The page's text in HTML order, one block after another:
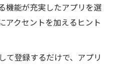
機能が充実したアプリを選
アクセントを加えるヒント
て登録するだけで、アプリ